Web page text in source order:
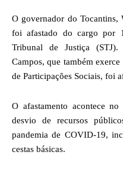
O governador do Tocantins,
foi afastado do cargo por
Tribunal de Justiça (STJ).
Campos, que também
de Participações Sociais, foi
O afastamento acontece
desvio de recursos
pandemia de COVID-19,
cestas básicas.